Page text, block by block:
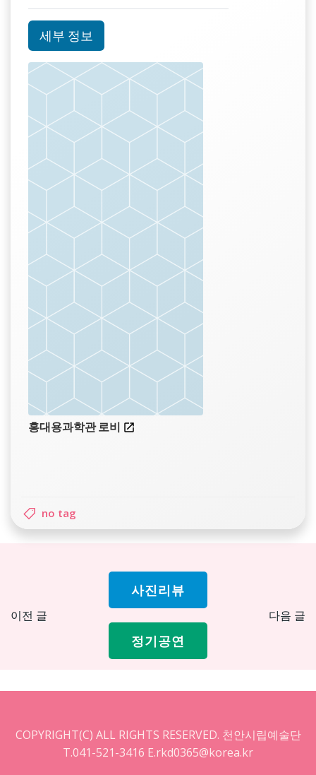
세부 정보
홍대용과학관 로비
no tag
Post
navigation
이전 글
사진리뷰
정기공연
다음 글
COPYRIGHT(C) ALL RIGHTS RESERVED. 천안시립예술단
T.041-521-3416 E.rkd0365@korea.kr